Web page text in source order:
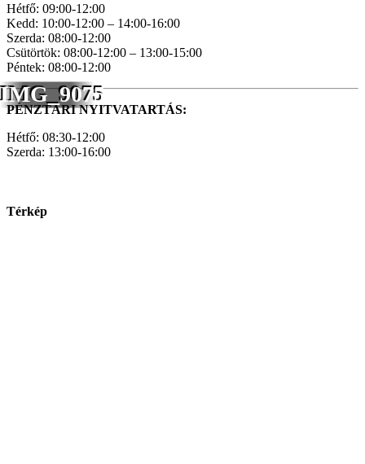
IMG_9075
Hétfő: 09:00-12:00
Kedd: 10:00-12:00 – 14:00-16:00
Szerda: 08:00-12:00
Csütörtök: 08:00-12:00 – 13:00-15:00
Péntek: 08:00-12:00
PÉNZTÁRI NYITVATARTÁS:
Hétfő: 08:30-12:00
Szerda: 13:00-16:00
Térkép